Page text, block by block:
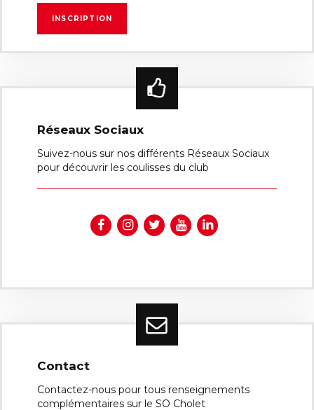
Réseaux Sociaux
Suivez-nous sur nos différents Réseaux Sociaux
pour découvrir les coulisses du club
Contact
Contactez-nous pour tous renseignements
complémentaires sur le SO Cholet